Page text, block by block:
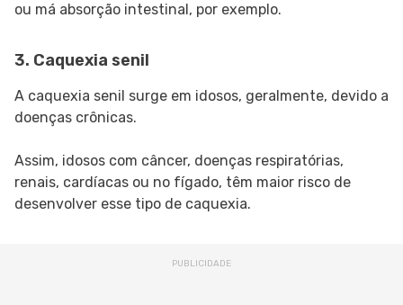
ou má absorção intestinal, por exemplo.
3. Caquexia senil
A caquexia senil surge em idosos, geralmente, devido a
doenças crônicas.
Assim, idosos com câncer, doenças respiratórias,
renais, cardíacas ou no fígado, têm maior risco de
desenvolver esse tipo de caquexia.